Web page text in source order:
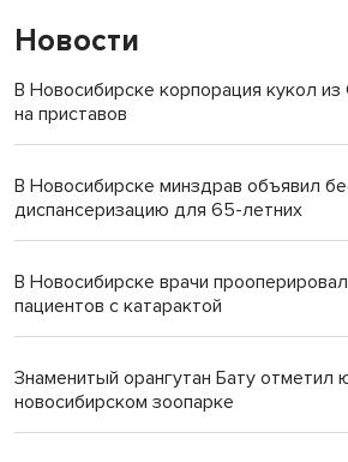
Новости
В Новосибирске корпорация кукол
на приставов
В Новосибирске минздрав объявил
диспансеризацию для 65-летних
В Новосибирске врачи
пациентов с катарактой
Знаменитый орангутан Бату отметил
новосибирском зоопарке